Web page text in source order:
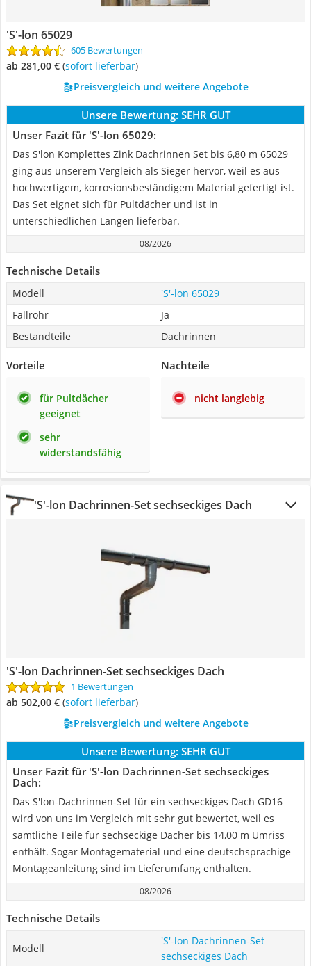
'S'-lon ‎65029
605 Bewertungen
ab 281,00 € ( Sofort lieferbar)
Preisvergleich und weitere Angebote
Unsere Bewertung: SEHR GUT
Unser Fazit für 'S'-lon ‎65029:
Das S'lon Komplettes Zink Dachrinnen Set bis 6,80 m 65029
ging aus unserem Vergleich als Sieger hervor, weil es aus
hochwertigem, korrosionsbeständigem Material gefertigt ist.
Das Set eignet sich für Pultdächer und ist in
unterschiedlichen Längen lieferbar.
08/2026
Technische Details
Modell
'S'-lon ‎65029
Fallrohr
Ja
Bestandteile
Dachrinnen
Vorteile
für Pultdächer
geeignet
sehr
widerstandsfähig
Nachteile
nicht langlebig
'S'-lon Dachrinnen-Set sechseckiges Dach
'S'-lon Dachrinnen-Set sechseckiges Dach
1 Bewertungen
ab 502,00 € ( Sofort lieferbar)
Preisvergleich und weitere Angebote
Unsere Bewertung: SEHR GUT
Unser Fazit für 'S'-lon Dachrinnen-Set sechseckiges
Dach:
Das S'lon-Dachrinnen-Set für ein sechseckiges Dach GD16
wird von uns im Vergleich mit sehr gut bewertet, weil es
sämtliche Teile für sechseckige Dächer bis 14,00 m Umriss
enthält. Sogar Montagematerial und eine deutschsprachige
Montageanleitung sind im Lieferumfang enthalten.
08/2026
Technische Details
Modell
'S'-lon Dachrinnen-Set
sechseckiges Dach